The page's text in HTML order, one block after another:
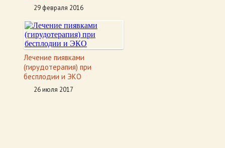
29 февраля 2016
Лечение пиявками
(гирудотерапия) при
бесплодии и ЭКО
26 июля 2017